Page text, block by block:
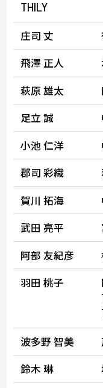
THILY
庄司 丈
飛澤 正人
萩原 雄太
足立 誠
小池 仁洋
郡司 彩織
賀川 拓海
武田 亮平
阿部 友紀彦
羽田 桃子
波多野 智美
鈴木 琳